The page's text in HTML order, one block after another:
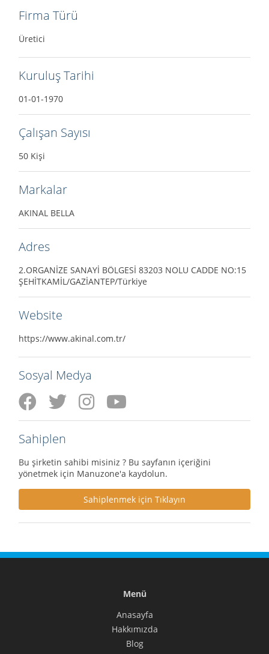
Firma Türü
Üretici
Kuruluş Tarihi
01-01-1970
Çalışan Sayısı
50 Kişi
Markalar
AKINAL BELLA
Adres
2.ORGANİZE SANAYİ BÖLGESİ 83203 NOLU CADDE NO:15
ŞEHİTKAMİL/GAZİANTEP/Türkiye
Website
https://www.akinal.com.tr/
Sosyal Medya
Sahiplen
Bu şirketin sahibi misiniz ? Bu sayfanın içeriğini
yönetmek için Manuzone'a kaydolun.
Sahiplenmek için Tıklayın
Menü
Anasayfa
Hakkımızda
Blog